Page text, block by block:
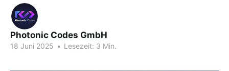
Photonic Codes GmbH
18 Juni 2025 • Lesezeit: 3 Min.